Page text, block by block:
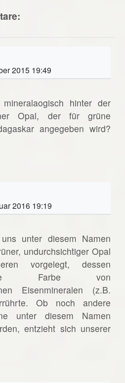
2015 19:49
hinter der
Opal, der für grüne
angegeben wird?
2016 19:19
unter diesem Namen
undurchsichtiger Opal
vorgelegt, dessen
grüne Farbe von
Eisenmineralen (z.B.
Ob noch andere
unter diesem Namen
entzieht sich unserer